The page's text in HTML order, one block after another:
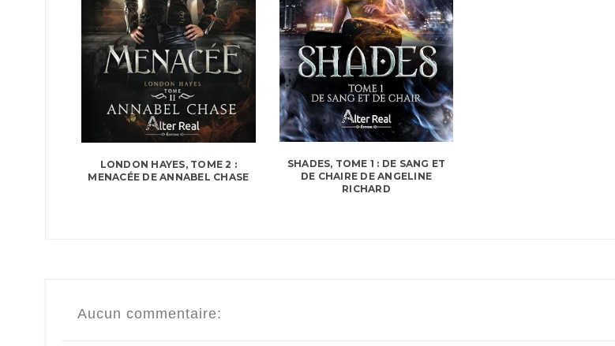
LONDON HAYES, TOME 2 :
MENACÉE DE ANNABEL CHASE
SHADES, TOME 1 : DE SANG ET
DE CHAIRE DE ANGELINE
RICHARD
Aucun commentaire: